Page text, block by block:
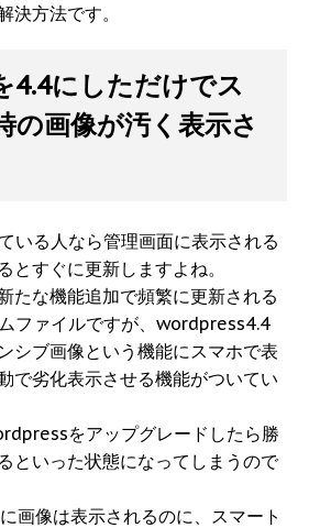
決方法です。
にしただけでス
の画像が汚く表示さ
いる人なら管理画面に表示される
とすぐに更新しますよね。
たな機能追加で頻繁に更新される
ファイルですが、wordpress4.4
シブ画像という機能にスマホで表
で劣化表示させる機能がついてい
をアップグレードしたら勝
といった状態になってしまうので
画像は表示されるのに、スマート